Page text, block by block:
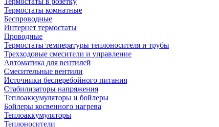
Термостаты комнатные
Беспроводные
Интернет термостаты
Проводные
Термостаты температуры теплоносителя и трубы
Трехходовые смесители и управление
Автоматика для вентилей
Смесительные вентили
Источники бесперебойного питания
Стабилизаторы напряжения
Теплоаккумуляторы и бойлеры
Бойлеры косвенного нагрева
Теплоаккумуляторы
Теплоносители